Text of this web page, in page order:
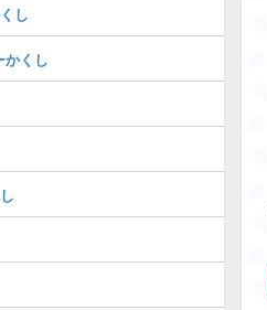
し
かくし